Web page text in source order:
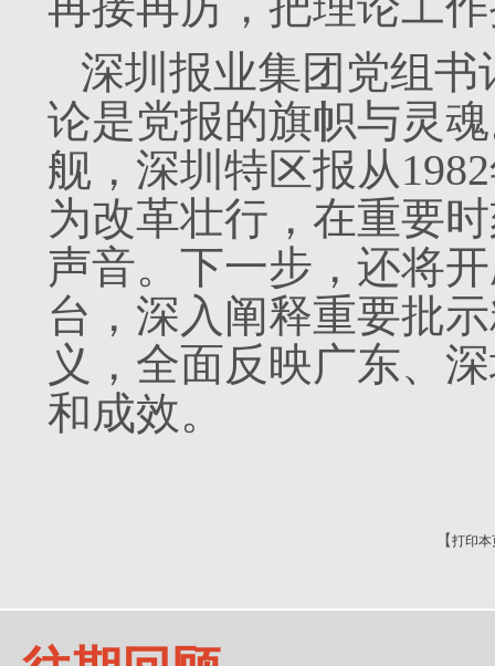
深圳报业集团党组
论是党报的旗帜与灵
舰，深圳特区报从
为改革壮行，在重要
声音。下一步，还将
台，深入阐释重要批
义，全面反映广东、
和成效。
【 打印本